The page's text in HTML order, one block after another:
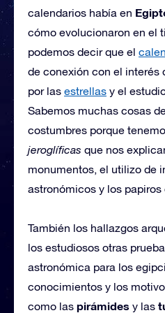
calendarios había en
cómo evolucionaron en el
podemos decir que el
de conexión con el interés
por las estrellas y el
Sabemos muchas cosas
costumbres porque
jeroglíficas que nos
monumentos, el utilizo de
astronómicos y los
También los hallazgos
los estudiosos otras
astronómica para los
conocimientos y los
como las pirámides y las